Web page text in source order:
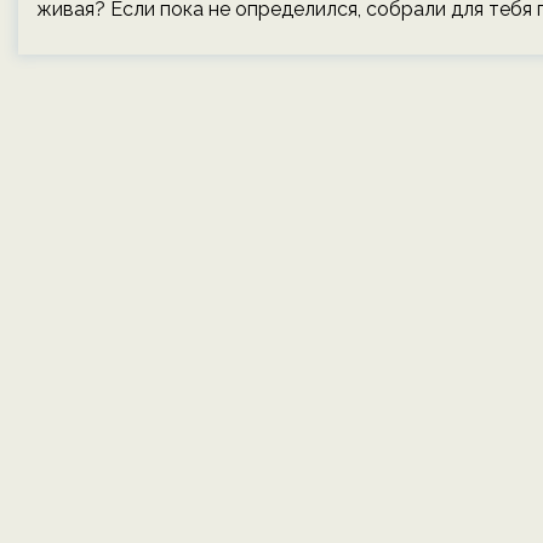
живая? Если пока не определился, собрали для тебя